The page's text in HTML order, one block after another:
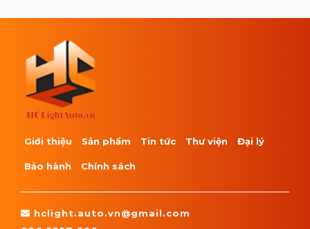
Giới thiệu Sản phẩm Tin tức Thư viện Đại lý
Bảo hành Chính sách
hclight.auto.vn@gmail.com